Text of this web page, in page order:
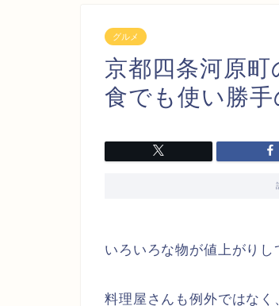
グルメ
京都四条河原
食でも使い勝
いろいろな物が値上がりし
料理屋さんも例外ではな